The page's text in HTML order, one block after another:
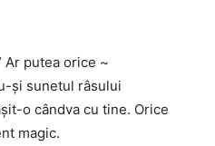
Ar putea orice ~
și sunetul râsului
o cândva cu tine. Orice
magic.